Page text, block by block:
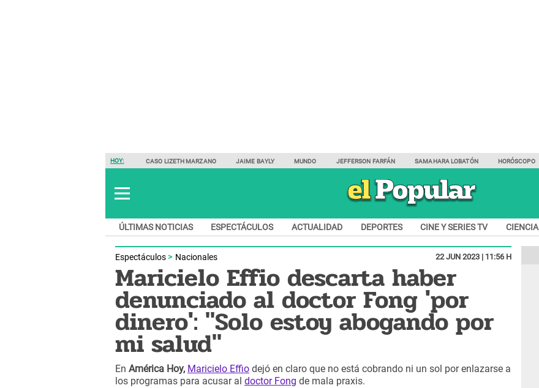
HOY: CASO LIZETH MARZANO JAIME BAYLY MUNDO JEFFERSON FARFÁN SAMAHARA LOBATÓN HORÓSCOPO
ÚLTIMAS NOTICIAS ESPECTÁCULOS ACTUALIDAD DEPORTES CINE Y SERIES TV CIENCIA
Espectáculos Nacionales 22 JUN 2023 | 11:56 H
Maricielo Effio descarta haber
denunciado al doctor Fong 'por
dinero': "Solo estoy abogando por
mi salud"
En América Hoy, Maricielo Effio dejó en claro que no está cobrando ni un sol por enlazarse a
los programas para acusar al doctor Fong de mala praxis.